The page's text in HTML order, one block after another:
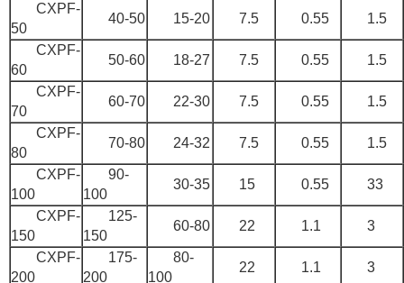
CXPF-
50
40-50 15-20 7.5 0.55 1.5
CXPF-
60
50-60 18-27 7.5 0.55 1.5
CXPF-
70
60-70 22-30 7.5 0.55 1.5
CXPF-
80
70-80 24-32 7.5 0.55 1.5
CXPF-
100
90-
100
30-35 15 0.55 33
CXPF-
150
125-
150
60-80 22 1.1 3
CXPF-
200
175-
200
80-
100
22 1.1 3